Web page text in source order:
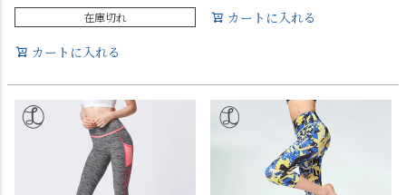
在庫切れ
カートに入れる
カートに入れる